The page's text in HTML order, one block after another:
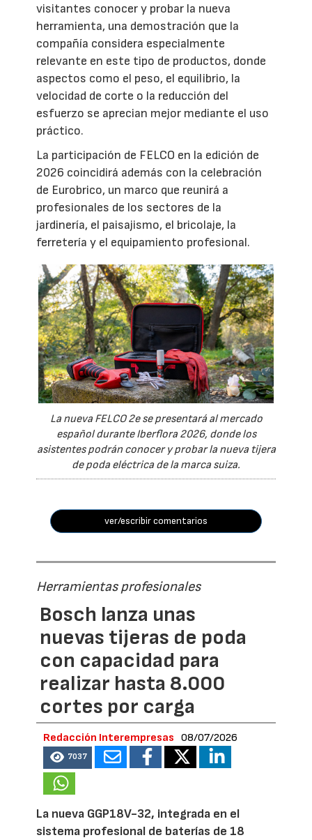
visitantes conocer y probar la nueva
herramienta, una demostración que la
compañía considera especialmente
relevante en este tipo de productos, donde
aspectos como el peso, el equilibrio, la
velocidad de corte o la reducción del
esfuerzo se aprecian mejor mediante el uso
práctico.
La participación de FELCO en la edición de
2026 coincidirá además con la celebración
de Eurobrico, un marco que reunirá a
profesionales de los sectores de la
jardinería, el paisajismo, el bricolaje, la
ferretería y el equipamiento profesional.
La nueva FELCO 2e se presentará al mercado
español durante Iberflora 2026, donde los
asistentes podrán conocer y probar la nueva tijera
de poda eléctrica de la marca suiza.
ver/escribir comentarios
Herramientas profesionales
Bosch lanza unas
nuevas tijeras de poda
con capacidad para
realizar hasta 8.000
cortes por carga
Redacción Interempresas 08/07/2026
7037
La nueva GGP18V-32, integrada en el
sistema profesional de baterías de 18